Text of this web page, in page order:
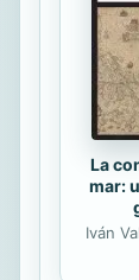
La
mar:
Iván